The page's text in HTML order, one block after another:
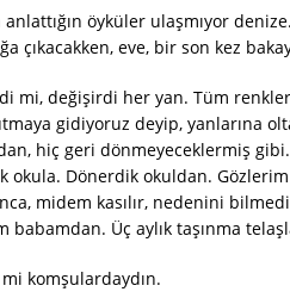
anlattığın öyküler ulaşmıyor
çıkacakken, eve, bir son kez
mi, değişirdi her yan. Tüm
gidiyoruz deyip, yanlarına
hiç geri dönmeyeceklermiş
okula. Dönerdik okuldan.
midem kasılır, nedenini
babamdan. Üç aylık taşınma
komşulardaydın.